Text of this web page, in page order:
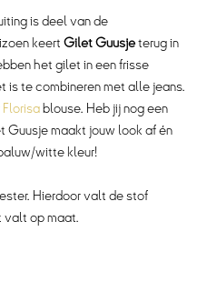
is deel van de
keert Gilet Guusjeterug in
het gilet in een frisse
te combineren met alle jeans.
Florisa blouse. Heb jij nog een
Guusje maakt jouw look af én
witte kleur!
Hierdoor valt de stof
valt op maat.